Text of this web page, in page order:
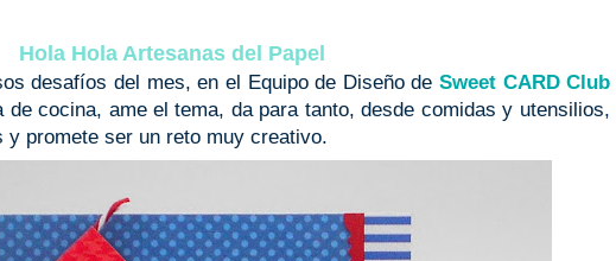
Hola Hola Artesanas del Papel
desafíos del mes, en el Equipo de Diseño deSweet CARD Club
cocina, ame el tema, da para tanto, desde comidas y utensilios,
promete ser un reto muy creativo.